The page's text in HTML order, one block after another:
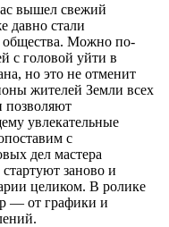
вышел свежий
давно стали
общества. Можно по-
с головой уйти в
но это не отменит
жителей Земли всех
позволяют
увлекательные
с
дел мастера
заново и
целиком. В ролике
— от графики и